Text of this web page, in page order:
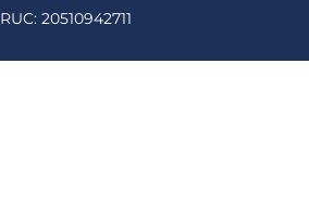
RUC: 20510942711